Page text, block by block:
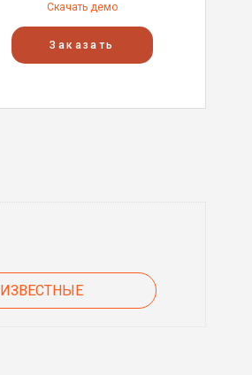
Скачать демо
Заказать
ИЗВЕСТНЫЕ